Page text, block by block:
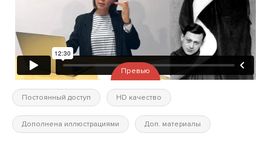
Превью
Постоянный доступ HD качество
Дополнена иллюстрациями Доп. материалы